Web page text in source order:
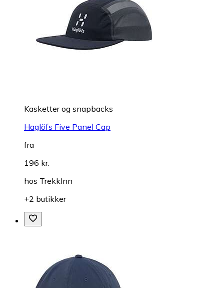
Kasketter og snapbacks
Haglöfs Five Panel Cap
fra
196 kr.
hos TrekkInn
+2 butikker